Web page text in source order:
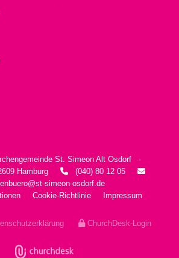
St. Simeon Alt Osdorf ·
Hamburg  (040) 80 12 05 
simeon-osdorf.de
Cookie-Richtlinie Impressum
ChurchDesk-Login